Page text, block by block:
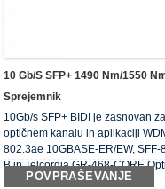
10 Gb/s SFP+ 1490 Nm/1550
Sprejemnik
10Gb/s SFP+ BIDI je zasnovan
optičnem kanalu in aplikaciji
802.3ae 10GBASE-ER/EW,
B in Telcordia GR-468-
RoHS.POVPRAŠEVANJE